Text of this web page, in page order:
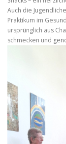
Auch die
Praktikum im
ursprünglich aus
schmecken und